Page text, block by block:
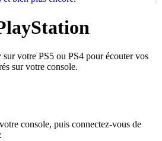
votre PS5 ou PS4 pour écouter vos
sur votre console.
console, puis connectez-vous de